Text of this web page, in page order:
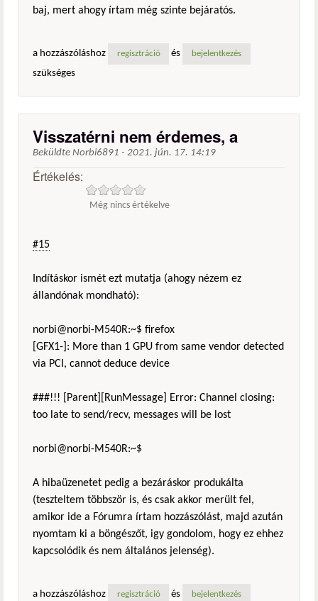
baj, mert ahogy írtam még szinte bejáratós.
a hozzászóláshoz regisztráció és bejelentkezés
szükséges
Visszatérni nem érdemes, a
Beküldte Norbi6891 - 2021. jún. 17. 14:19
Értékelés:
Még nincs értékelve
#15
Indításkor ismét ezt mutatja (ahogy nézem ez
állandónak mondható):
norbi@norbi-M540R:~$ firefox
[GFX1-]: More than 1 GPU from same vendor detected
via PCI, cannot deduce device
###!!! [Parent][RunMessage] Error: Channel closing:
too late to send/recv, messages will be lost
norbi@norbi-M540R:~$
A hibaüzenetet pedig a bezáráskor produkálta
(teszteltem többször is, és csak akkor merült fel,
amikor ide a Fórumra írtam hozzászólást, majd azután
nyomtam ki a böngészőt, igy gondolom, hogy ez ehhez
kapcsolódik és nem általános jelenség).
a hozzászóláshoz regisztráció és bejelentkezés